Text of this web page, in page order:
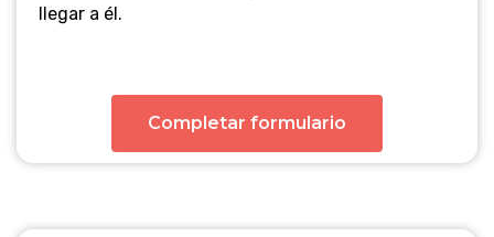
llegar a él.
Completar formulario